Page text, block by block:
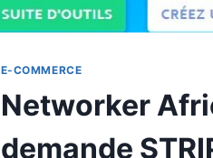
E-COMMERCE
Networker
demande